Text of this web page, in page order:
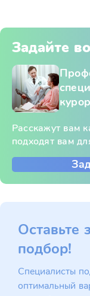
Задайте
Расскажут вам
подходят вам
Оставьте
подбор!
Специалисты
оптимальный